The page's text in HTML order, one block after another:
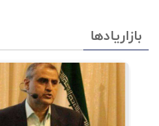
بازاریادها